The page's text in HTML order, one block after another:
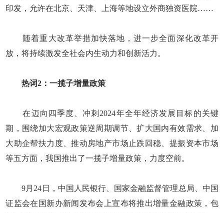
印发，允许在北京、天津、上海等地设立外商独资医院……
随着重大改革举措加快落地，进一步全面深化改革开
放，将持续激发全社会内生动力和创新活力。
热词2：一揽子增量政策
在迈向四季度、冲刺2024年全年经济发展目标的关键
期，围绕加大宏观政策逆周期调节、扩大国内有效需求、加
大助企帮扶力度、推动房地产市场止跌回稳、提振资本市场
等五方面，我国推出了一揽子增量政策，力度空前。
9月24日，中国人民银行、国家金融监督管理总局、中国
证监会在国新办新闻发布会上宣布将推出增量金融政策，包